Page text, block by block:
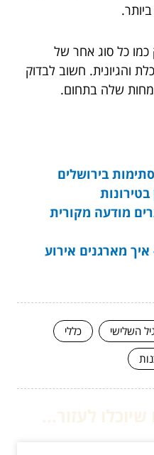
כמו כל סוג אחר של
והגיונית. חשוב לבדוק
שלה בתחום.
מודעה מקורית
מארגנים אירוע
השלישי
כללי